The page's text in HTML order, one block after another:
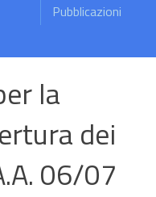
Pubblicazioni
la
dei
06/07